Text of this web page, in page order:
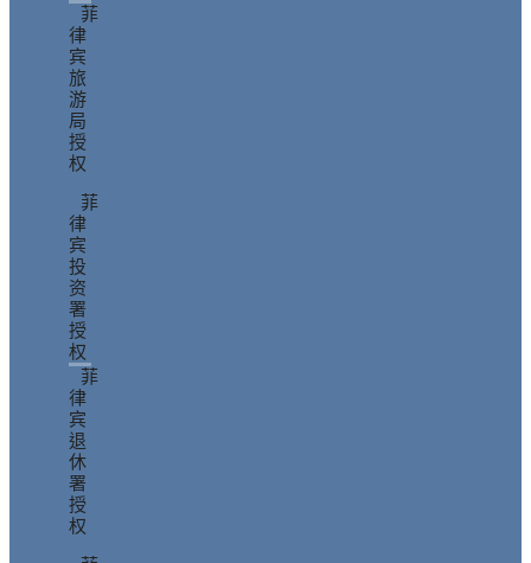
菲
律
宾
旅
游
局
授
权
菲
律
宾
投
资
署
授
权
菲
律
宾
退
休
署
授
权